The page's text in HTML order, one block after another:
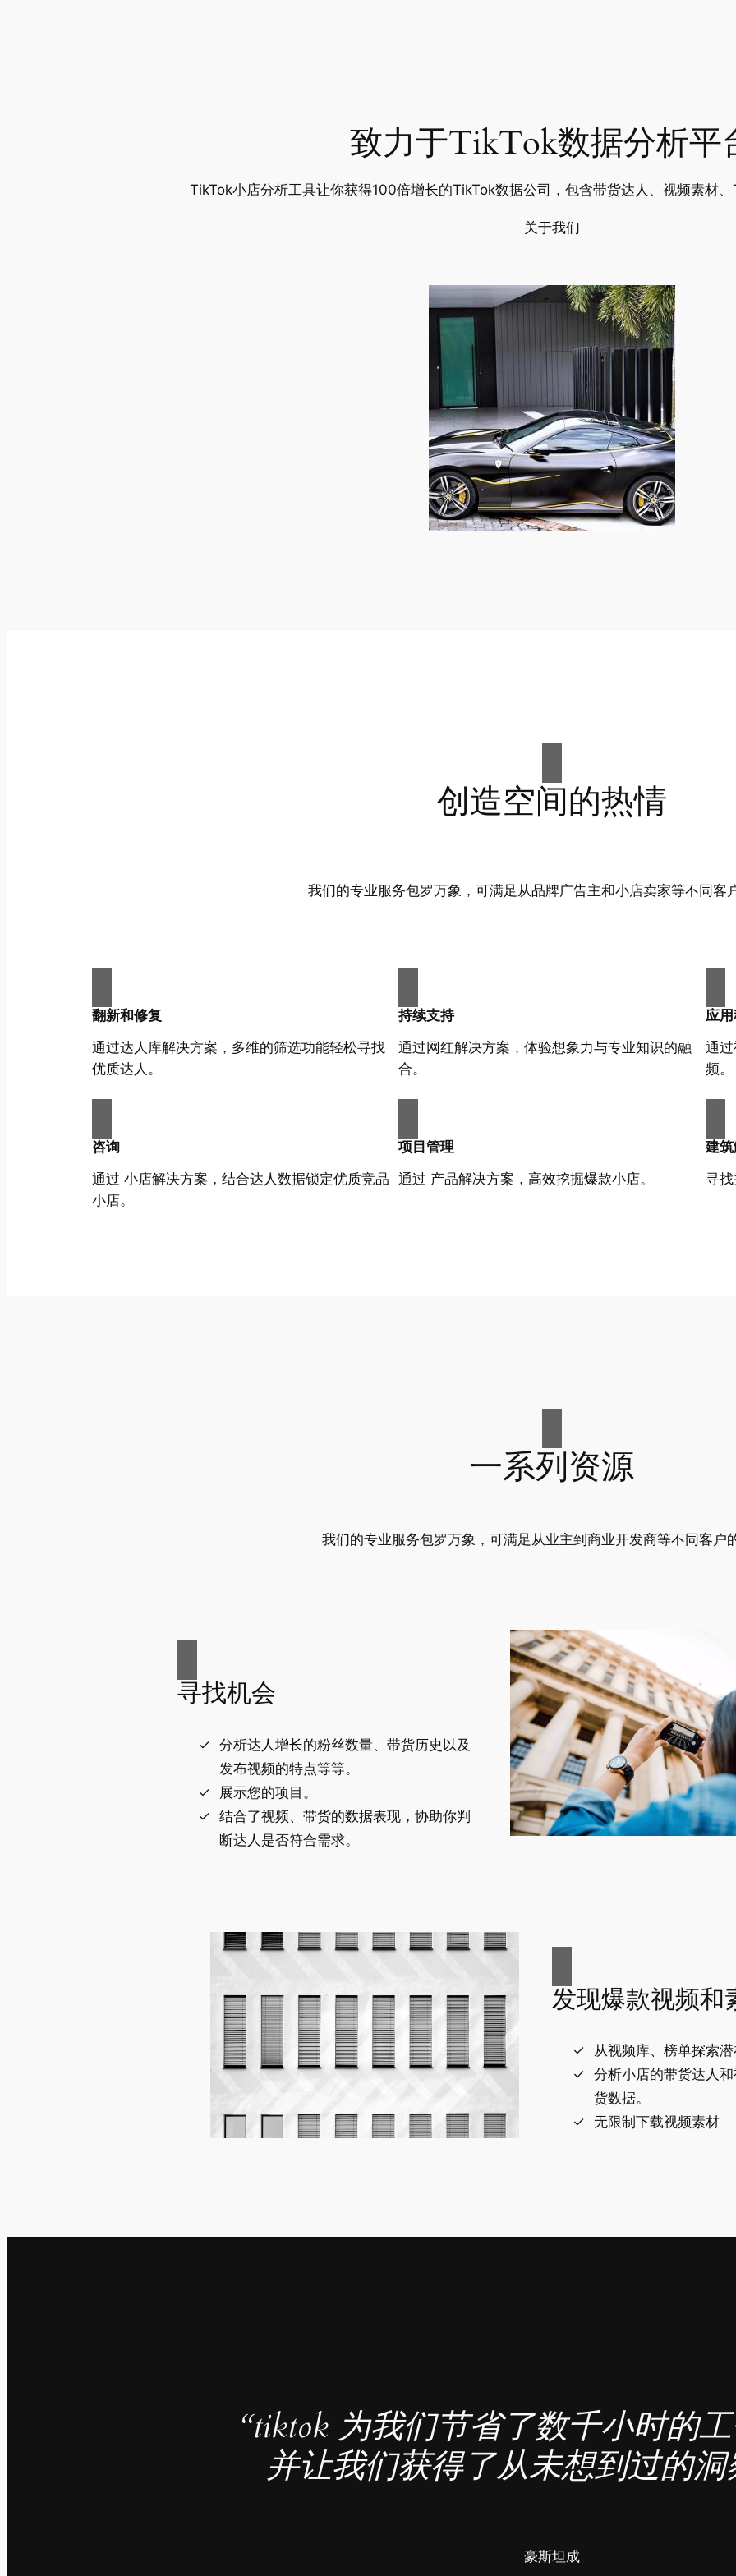
致力于TikTok数据分析平
TikTok小店分析工具让你获得100倍增长的TikTok数据公司，包含带货达人、视频素材
关于我们
创造空间的热情
我们的专业服务包罗万象，可满足从品牌广告主和小店卖家等不同客
翻新和修复
通过达人库解决方案，多维的筛选功能轻松寻找
优质达人。
持续支持
通过网红解决方案，体验想象力与专业知识的融
合。
应
通
频。
咨询
通过 小店解决方案，结合达人数据锁定优质竞品
小店。
项目管理
通过 产品解决方案，高效挖掘爆款小店。
建
寻
一系列资源
我们的专业服务包罗万象，可满足从业主到商业开发商等不同客户
寻找机会
分析达人增长的粉丝数量、带货历史以及
发布视频的特点等等。
展示您的项目。
结合了视频、带货的数据表现，协助你判
断达人是否符合需求。
发现爆款视频和
从视频库、榜单探索
分析小店的带货达人
货数据。
无限制下载视频素材
“tiktok 为我们节省了数千小时的
并让我们获得了从未想到过的洞
豪斯坦成